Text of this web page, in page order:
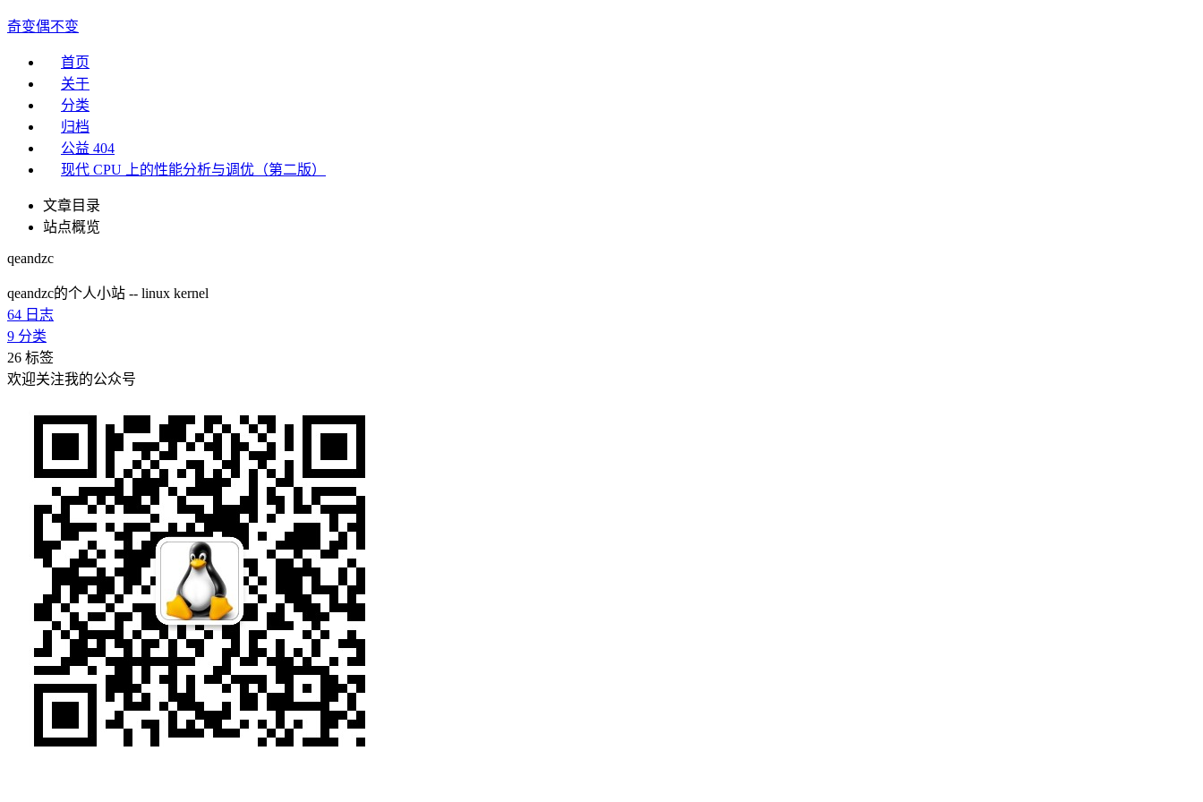
奇变偶不变
首页
关于
分类
归档
公益 404
现代 CPU 上的性能分析与调优（第二版）
文章目录
站点概览
qeandzc
qeandzc的个人小站 -- linux kernel
64 日志
9 分类
26 标签
欢迎关注我的公众号